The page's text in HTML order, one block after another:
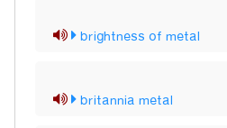
brightness of metal
britannia metal